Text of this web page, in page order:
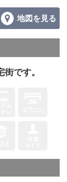
地図を見る
です。